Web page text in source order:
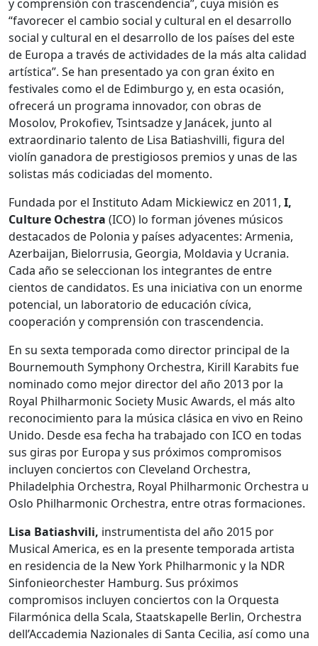
y comprensión con trascendencia”, cuya misión es
“favorecer el cambio social y cultural en el desarrollo
social y cultural en el desarrollo de los países del este
de Europa a través de actividades de la más alta calidad
artística”. Se han presentado ya con gran éxito en
festivales como el de Edimburgo y, en esta ocasión,
ofrecerá un programa innovador, con obras de
Mosolov, Prokofiev, Tsintsadze y Janácek, junto al
extraordinario talento de Lisa Batiashvilli, figura del
violín ganadora de prestigiosos premios y unas de las
solistas más codiciadas del momento.
Fundada por el Instituto Adam Mickiewicz en 2011, I,
Culture Ochestra (ICO) lo forman jóvenes músicos
destacados de Polonia y países adyacentes: Armenia,
Azerbaijan, Bielorrusia, Georgia, Moldavia y Ucrania.
Cada año se seleccionan los integrantes de entre
cientos de candidatos. Es una iniciativa con un enorme
potencial, un laboratorio de educación cívica,
cooperación y comprensión con trascendencia.
En su sexta temporada como director principal de la
Bournemouth Symphony Orchestra, Kirill Karabits fue
nominado como mejor director del año 2013 por la
Royal Philharmonic Society Music Awards, el más alto
reconocimiento para la música clásica en vivo en Reino
Unido. Desde esa fecha ha trabajado con ICO en todas
sus giras por Europa y sus próximos compromisos
incluyen conciertos con Cleveland Orchestra,
Philadelphia Orchestra, Royal Philharmonic Orchestra u
Oslo Philharmonic Orchestra, entre otras formaciones.
Lisa Batiashvili, instrumentista del año 2015 por
Musical America, es en la presente temporada artista
en residencia de la New York Philharmonic y la NDR
Sinfonieorchester Hamburg. Sus próximos
compromisos incluyen conciertos con la Orquesta
Filarmónica della Scala, Staatskapelle Berlin, Orchestra
dell’Accademia Nazionales di Santa Cecilia, así como una